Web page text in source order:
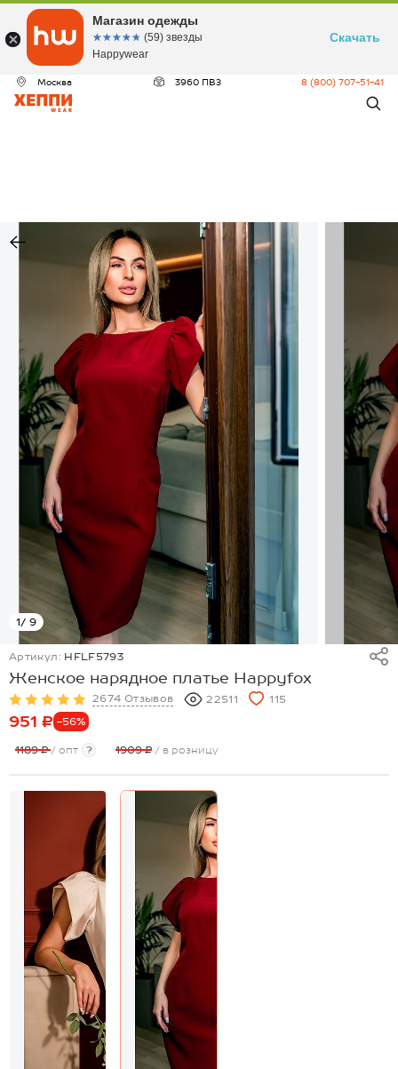
Москва 3960 ПВЗ 8 (800) 707-51-41
1/ 9
Артикул: HFLF5793
Женское нарядное платье Happyfox
2674 Отзывов 22511 115
951 ₽ -56%
1189 ₽/ опт ? 1909 ₽ / в розницу
Магазин одежды
☆☆☆☆☆
★★★★★ (59) звезды
Happywear
Скачать